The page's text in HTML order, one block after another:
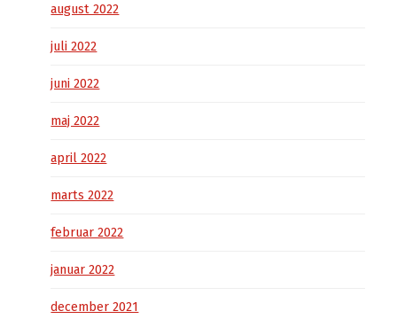
august 2022
juli 2022
juni 2022
maj 2022
april 2022
marts 2022
februar 2022
januar 2022
december 2021